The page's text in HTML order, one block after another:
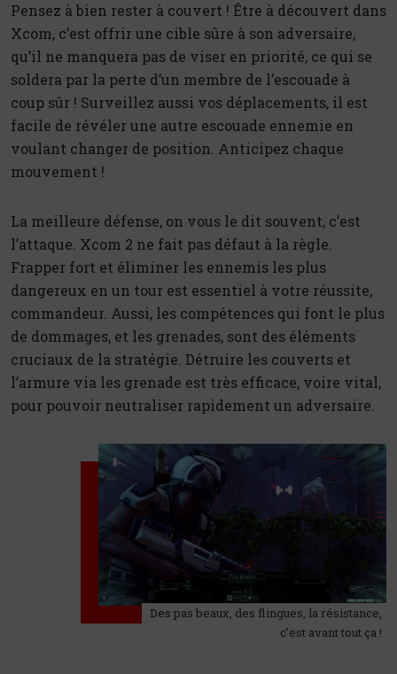
Pensez à bien rester à couvert ! Être à découvert dans
Xcom, c’est offrir une cible sûre à son adversaire,
qu’il ne manquera pas de viser en priorité, ce qui se
soldera par la perte d’un membre de l’escouade à
coup sûr ! Surveillez aussi vos déplacements, il est
facile de révéler une autre escouade ennemie en
voulant changer de position. Anticipez chaque
mouvement !
La meilleure défense, on vous le dit souvent, c’est
l’attaque. Xcom 2 ne fait pas défaut à la règle.
Frapper fort et éliminer les ennemis les plus
dangereux en un tour est essentiel à votre réussite,
commandeur. Aussi, les compétences qui font le plus
de dommages, et les grenades, sont des éléments
cruciaux de la stratégie. Détruire les couverts et
l’armure via les grenade est très efficace, voire vital,
pour pouvoir neutraliser rapidement un adversaire.
Des pas beaux, des flingues, la résistance,
c’est avant tout ça !